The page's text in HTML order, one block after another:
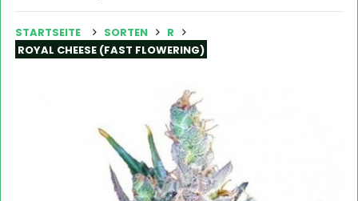
STARTSEITE SORTEN
R
ROYAL CHEESE (FAST FLOWERING)